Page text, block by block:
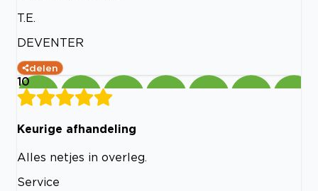
T.E.
DEVENTER
delen
10
Keurige afhandeling
Alles netjes in overleg.
Service